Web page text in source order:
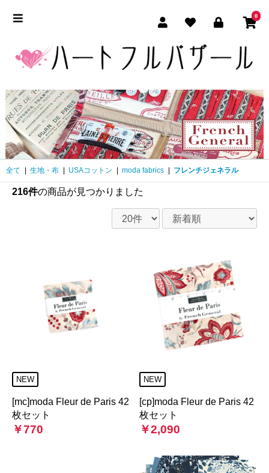
0
全て 生地・布 USAコットン moda fabrics フレンチジェネラル
216件の商品が見つかりました
NEW
[mc]moda Fleur de Paris 42
枚セット
￥770
NEW
[cp]moda Fleur de Paris 42
枚セット
￥2,090